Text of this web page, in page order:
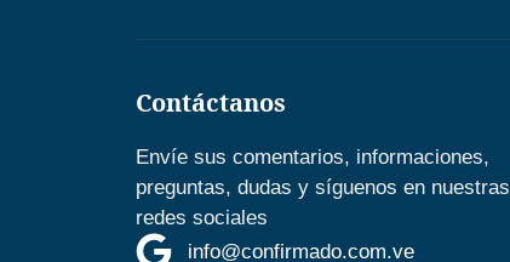
Contáctanos
Envíe sus comentarios, informaciones,
preguntas, dudas y síguenos en nuestras
redes sociales
info@confirmado.com.ve